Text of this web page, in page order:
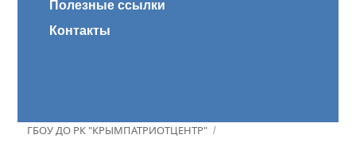
Полезные ссылки
Контакты
ГБОУ ДО РК "КРЫМПАТРИОТЦЕНТР"